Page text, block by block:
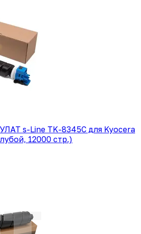
s-Line TK-8345C для Kyocera
12000 стр.)